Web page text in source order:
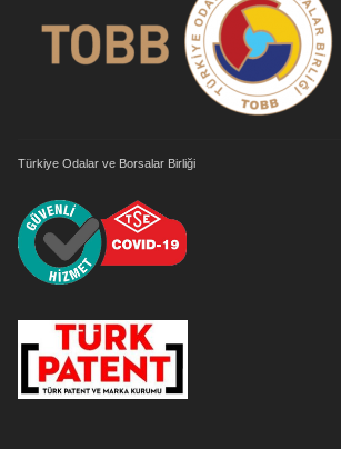
Türkiye Odalar ve Borsalar Birliği